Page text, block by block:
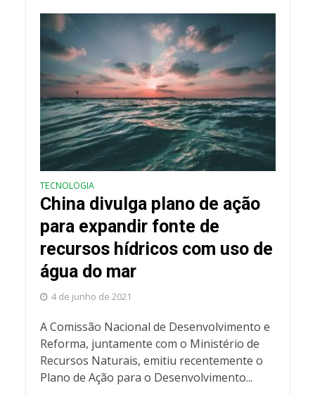
TECNOLOGIA
China divulga plano de ação
para expandir fonte de
recursos hídricos com uso de
água do mar
4 de junho de 2021
A Comissão Nacional de Desenvolvimento e
Reforma, juntamente com o Ministério de
Recursos Naturais, emitiu recentemente o
Plano de Ação para o Desenvolvimento...